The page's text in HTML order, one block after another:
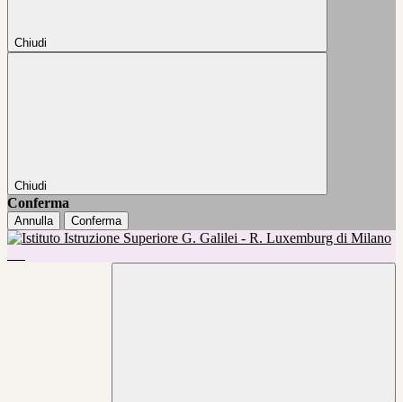
Chiudi
Chiudi
Conferma
Annulla Conferma